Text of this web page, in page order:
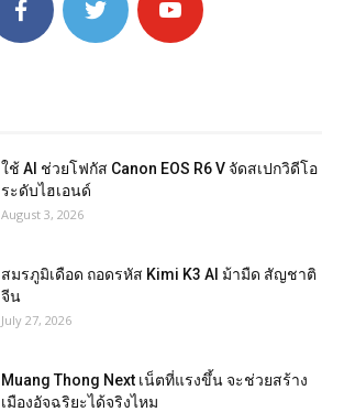
ใช้ AI ช่วยโฟกัส Canon EOS R6 V จัดสเปกวิดีโอ
ระดับไฮเอนด์
August 3, 2026
สมรภูมิเดือด ถอดรหัส Kimi K3 AI ม้ามืด สัญชาติ
จีน
July 27, 2026
Muang Thong Next เน็ตที่แรงขึ้น จะช่วยสร้าง
เมืองอัจฉริยะได้จริงไหม